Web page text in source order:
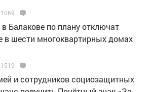
1069
в Балакове по плану отключат
в шести многоквартирных домах
1519
и сотрудников социозащитных